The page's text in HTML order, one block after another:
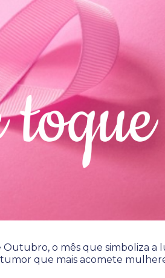
Outubro, o mês que simboliza a
que mais acomete